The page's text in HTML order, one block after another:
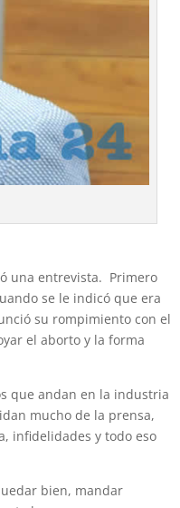
una entrevista. Primero
se le indicó que era
su rompimiento con el
el aborto y la forma
que andan en la industria
mucho de la prensa,
infidelidades y todo eso
bien, mandar